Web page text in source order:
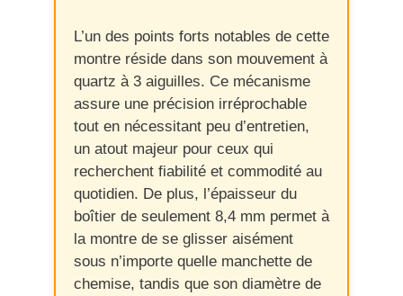
L’un des points forts notables de cette
montre réside dans son mouvement à
quartz à 3 aiguilles. Ce mécanisme
assure une précision irréprochable
tout en nécessitant peu d’entretien,
un atout majeur pour ceux qui
recherchent fiabilité et commodité au
quotidien. De plus, l’épaisseur du
boîtier de seulement 8,4 mm permet à
la montre de se glisser aisément
sous n’importe quelle manchette de
chemise, tandis que son diamètre de